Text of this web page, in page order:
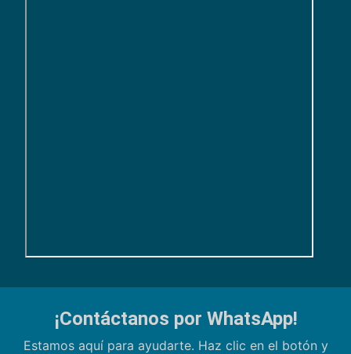
¡Contáctanos por WhatsApp!
Estamos aquí para ayudarte. Haz clic en el botón y